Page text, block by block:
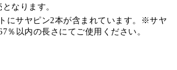
なります。
にサヤピン2本が含まれています。※サヤ
％以内の長さにてご使用ください。